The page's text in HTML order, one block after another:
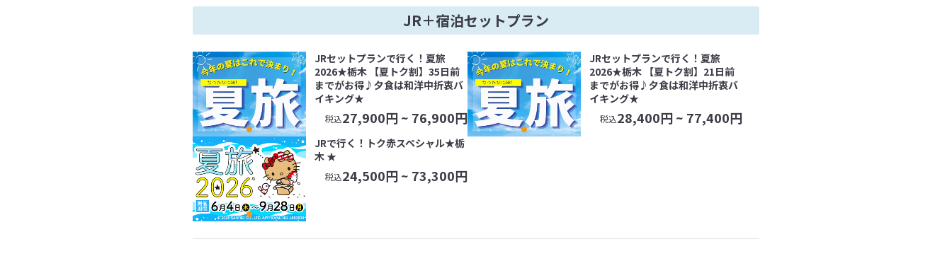
JR＋宿泊セットプラン
JRセットプランで行く！夏旅
2026★栃木 【夏トク割】35日前
までがお得♪夕食は和洋中折衷バ
イキング★
税込27,900円 ~ 76,900円
JRセットプランで行く！夏旅
2026★栃木 【夏トク割】21日前
までがお得♪夕食は和洋中折衷バ
イキング★
税込28,400円 ~ 77,400円
JRで行く！トク赤スペシャル★栃
木 ★
税込24,500円 ~ 73,300円